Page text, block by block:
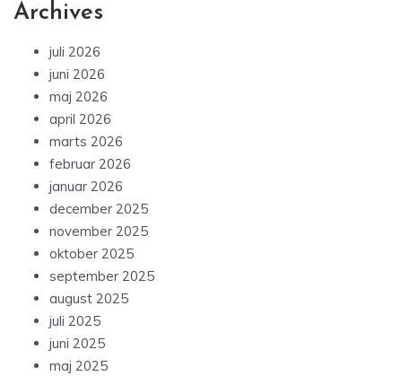
Archives
juli 2026
juni 2026
maj 2026
april 2026
marts 2026
februar 2026
januar 2026
december 2025
november 2025
oktober 2025
september 2025
august 2025
juli 2025
juni 2025
maj 2025